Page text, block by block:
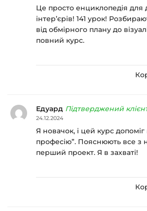
Це просто енциклопедія для
інтер’єрів! 141 урок!
від обмірного плану до
повний курс.
Едуард Підтверджений
24.12.2024
Я новачок, і цей курс допоміг
професію”. Пояснюють все з
перший проект. Я в захваті!